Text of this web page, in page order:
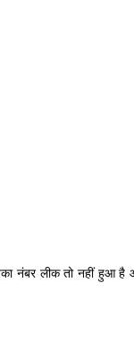
नंबर लीक तो नहीं हुआ है